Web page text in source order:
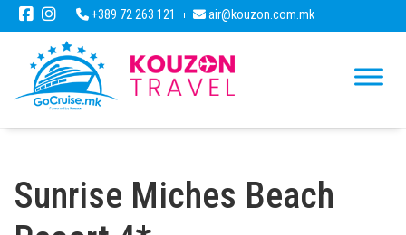
+389 72 263 121 air@kouzon.com.mk
Sunrise Miches Beach